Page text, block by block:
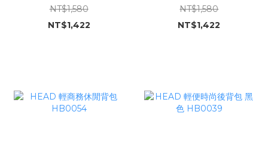
NT$1,580
NT$1,422
NT$1,580
NT$1,422